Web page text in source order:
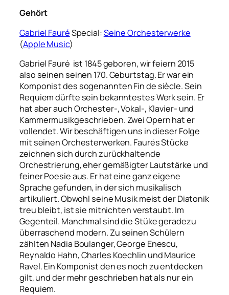
Gehört
Gabriel FauréSpecial:Seine Orchesterwerke
(Apple Music)
Gabriel Fauré ist 1845 geboren, wir feiern 2015
also seinen seinen 170. Geburtstag. Er war ein
Komponist des sogenannten Fin de siècle. Sein
Requiem dürfte sein bekanntestes Werk sein. Er
hat aber auch Orchester-, Vokal-, Klavier- und
Kammermusikgeschrieben. Zwei Opern hat er
vollendet. Wir beschäftigen uns in dieser Folge
mit seinen Orchesterwerken. Faurés Stücke
zeichnen sich durch zurückhaltende
Orchestrierung, eher gemäßigter Lautstärke und
feiner Poesie aus. Er hat eine ganz eigene
Sprache gefunden, in der sich musikalisch
artikuliert. Obwohl seine Musik meist der Diatonik
treu bleibt, ist sie mitnichten verstaubt. Im
Gegenteil. Manchmal sind die Stüke geradezu
überraschend modern. Zu seinen Schülern
zählten Nadia Boulanger, George Enescu,
Reynaldo Hahn, Charles Koechlin und Maurice
Ravel. Ein Komponist den es noch zu entdecken
gilt, und der mehr geschrieben hat als nur ein
Requiem.